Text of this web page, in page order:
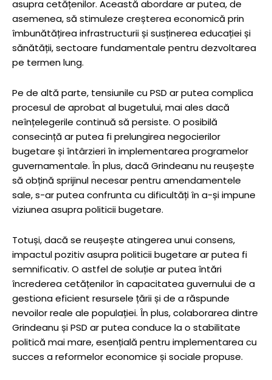
asupra cetățenilor. Această abordare ar putea, de
asemenea, să stimuleze creșterea economică prin
îmbunătățirea infrastructurii și susținerea educației și
sănătății, sectoare fundamentale pentru dezvoltarea
pe termen lung.
Pe de altă parte, tensiunile cu PSD ar putea complica
procesul de aprobat al bugetului, mai ales dacă
neînțelegerile continuă să persiste. O posibilă
consecință ar putea fi prelungirea negocierilor
bugetare și întârzieri în implementarea programelor
guvernamentale. În plus, dacă Grindeanu nu reușește
să obțină sprijinul necesar pentru amendamentele
sale, s-ar putea confrunta cu dificultăți în a-și impune
viziunea asupra politicii bugetare.
Totuși, dacă se reușește atingerea unui consens,
impactul pozitiv asupra politicii bugetare ar putea fi
semnificativ. O astfel de soluție ar putea întări
încrederea cetățenilor în capacitatea guvernului de a
gestiona eficient resursele țării și de a răspunde
nevoilor reale ale populației. În plus, colaborarea dintre
Grindeanu și PSD ar putea conduce la o stabilitate
politică mai mare, esențială pentru implementarea cu
succes a reformelor economice și sociale propuse.